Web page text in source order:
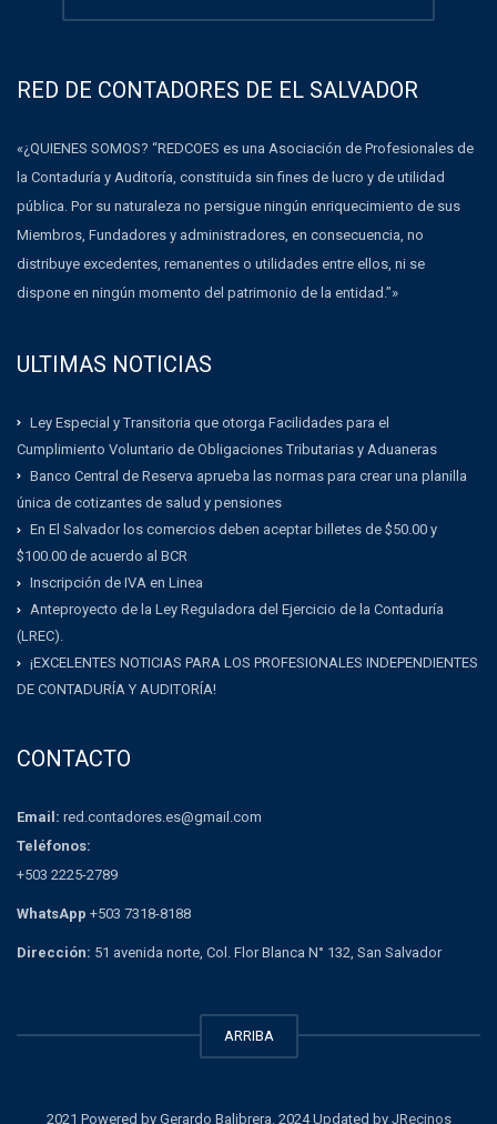
RED DE CONTADORES DE EL SALVADOR
«¿QUIENES SOMOS? “REDCOES es una Asociación de Profesionales de
la Contaduría y Auditoría, constituida sin fines de lucro y de utilidad
pública. Por su naturaleza no persigue ningún enriquecimiento de sus
Miembros, Fundadores y administradores, en consecuencia, no
distribuye excedentes, remanentes o utilidades entre ellos, ni se
dispone en ningún momento del patrimonio de la entidad.”»
ULTIMAS NOTICIAS
Ley Especial y Transitoria que otorga Facilidades para el
Cumplimiento Voluntario de Obligaciones Tributarias y Aduaneras
Banco Central de Reserva aprueba las normas para crear una planilla
única de cotizantes de salud y pensiones
En El Salvador los comercios deben aceptar billetes de $50.00 y
$100.00 de acuerdo al BCR
Inscripción de IVA en Linea
Anteproyecto de la Ley Reguladora del Ejercicio de la Contaduría
(LREC).
¡EXCELENTES NOTICIAS PARA LOS PROFESIONALES INDEPENDIENTES
DE CONTADURÍA Y AUDITORÍA!
CONTACTO
Email: red.contadores.es@gmail.com
Teléfonos:
+503 2225-2789
WhatsApp +503 7318-8188
Dirección: 51 avenida norte, Col. Flor Blanca N° 132, San Salvador
ARRIBA
2021 Powered by Gerardo Balibrera. 2024 Updated by JRecinos